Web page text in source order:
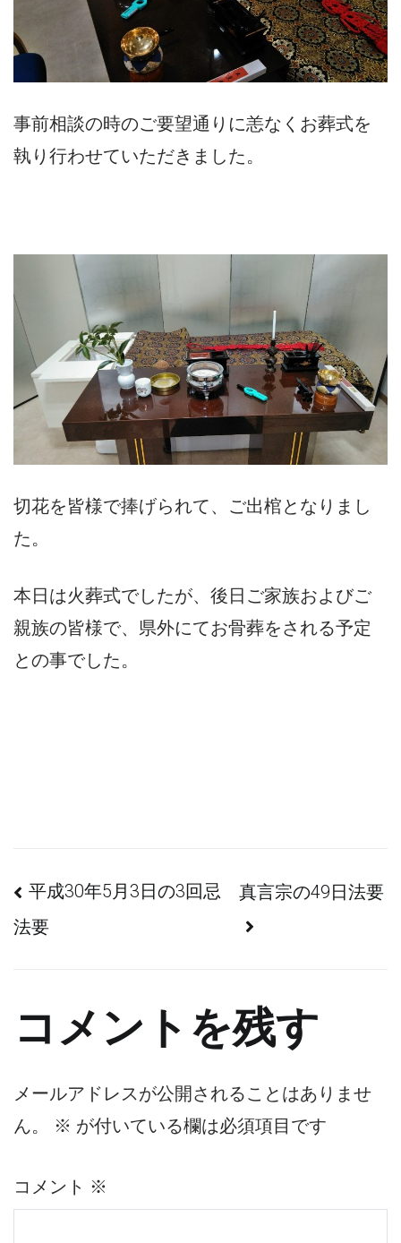
事前相談の時のご要望通りに恙なくお葬式を
執り行わせていただきました。
切花を皆様で捧げられて、ご出棺となりまし
た。
本日は火葬式でしたが、後日ご家族およびご
親族の皆様で、県外にてお骨葬をされる予定
との事でした。
投
稿
ビ
ー
ョ
平成30年5月3日の3回忌
法要
真言宗の49日法要
コメントを残す
メールアドレスが公開されることはありませ
ん。
※ が付いている欄は必須項目です
コメント ※